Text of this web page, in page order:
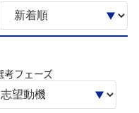
考フェーズ